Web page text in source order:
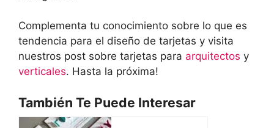
Complementa tu conocimiento sobre lo que es
tendencia para el diseño de tarjetas y visita
nuestros post sobre tarjetas para arquitectos y
verticales. Hasta la próxima!
También Te Puede Interesar